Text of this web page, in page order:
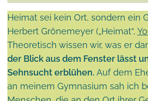
Heimat sei kein Ort, sondern ein
Herbert Grönemeyer („Heimat“,
Theoretisch wissen wir, was er
der Blick aus dem Fenster lässt
Sehnsucht erblühen. Auf dem
an meinem Gymnasium sah ich